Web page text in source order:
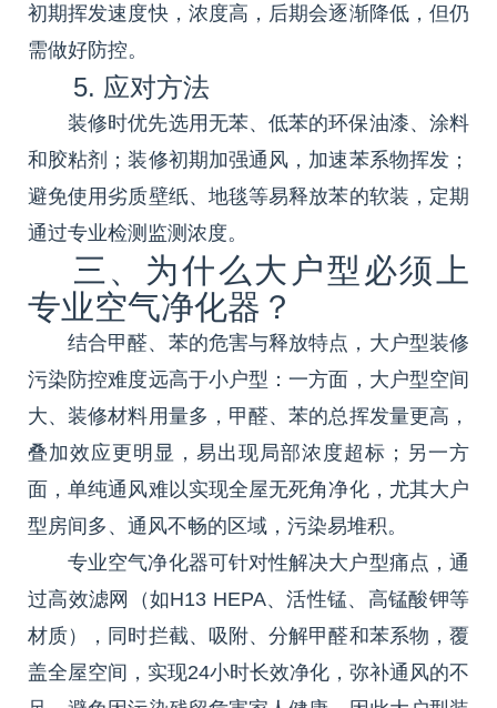
初期挥发速度快，浓度高，后期会逐渐降低，但仍
需做好防控。
5. 应对方法
装修时优先选用无苯、低苯的环保油漆、涂料
和胶粘剂；装修初期加强通风，加速苯系物挥发；
避免使用劣质壁纸、地毯等易释放苯的软装，定期
通过专业检测监测浓度。
三、为什么大户型必须上
专业空气净化器？
结合甲醛、苯的危害与释放特点，大户型装修
污染防控难度远高于小户型：一方面，大户型空间
大、装修材料用量多，甲醛、苯的总挥发量更高，
叠加效应更明显，易出现局部浓度超标；另一方
面，单纯通风难以实现全屋无死角净化，尤其大户
型房间多、通风不畅的区域，污染易堆积。
专业空气净化器可针对性解决大户型痛点，通
过高效滤网（如H13 HEPA、活性锰、高锰酸钾等
材质），同时拦截、吸附、分解甲醛和苯系物，覆
盖全屋空间，实现24小时长效净化，弥补通风的不